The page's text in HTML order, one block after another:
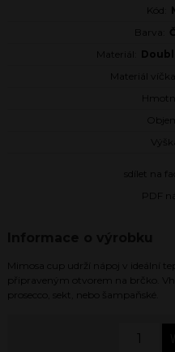
Kód:
Barva:
Materiál:
Materiál víčka:
sdílet na
PDF
Mimosa cup udrží nápoj v ideální
připraveným otvorem na brčko.
prosecco, sekt, nebo šampaňské.